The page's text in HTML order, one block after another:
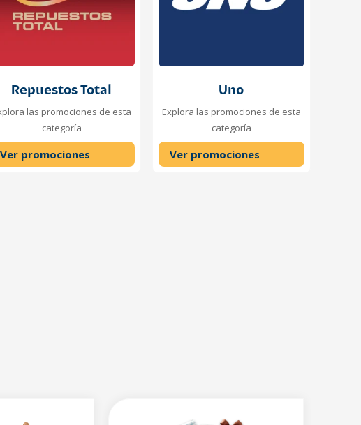
Repuestos Total
las promociones de esta
categoría
Ver promociones
Uno
Explora las promociones de esta
categoría
Ver promociones